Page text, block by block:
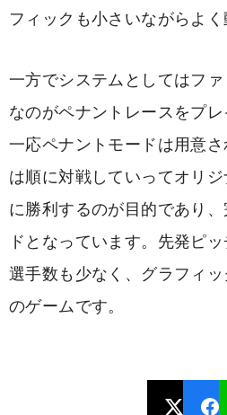
フィックも小さいながらよく
一方でシステムとしてはフ
なのがペナントレースをプレ
一応ペナントモードは用意
は順に対戦していってオリ
に勝利するのが目的であり
ドとなっています。先発ピ
選手数も少なく、グラフィ
のゲームです。